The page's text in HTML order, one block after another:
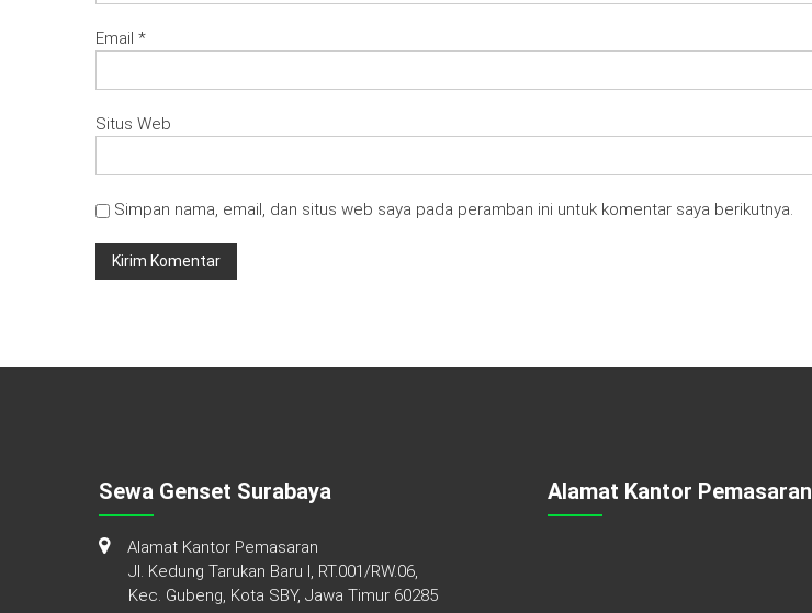
Email *
Situs Web
Simpan nama, email, dan situs web saya pada peramban ini untuk komentar saya berikutnya.
Sewa Genset Surabaya
Alamat Kantor Pemasaran
Jl. Kedung Tarukan Baru I, RT.001/RW.06,
Kec. Gubeng, Kota SBY, Jawa Timur 60285
Alamat Kantor Pemasaran